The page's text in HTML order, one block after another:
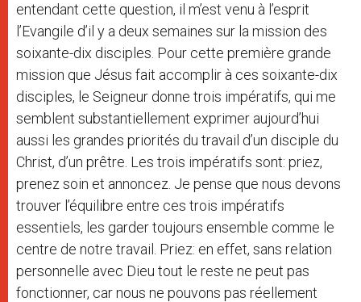
entendant cette question, il m’est venu à l’esprit
l’Evangile d’il y a deux semaines sur la mission des
soixante-dix disciples. Pour cette première grande
mission que Jésus fait accomplir à ces soixante-dix
disciples, le Seigneur donne trois impératifs, qui me
semblent substantiellement exprimer aujourd’hui
aussi les grandes priorités du travail d’un disciple du
Christ, d’un prêtre. Les trois impératifs sont: priez,
prenez soin et annoncez. Je pense que nous devons
trouver l’équilibre entre ces trois impératifs
essentiels, les garder toujours ensemble comme le
centre de notre travail. Priez: en effet, sans relation
personnelle avec Dieu tout le reste ne peut pas
fonctionner, car nous ne pouvons pas réellement